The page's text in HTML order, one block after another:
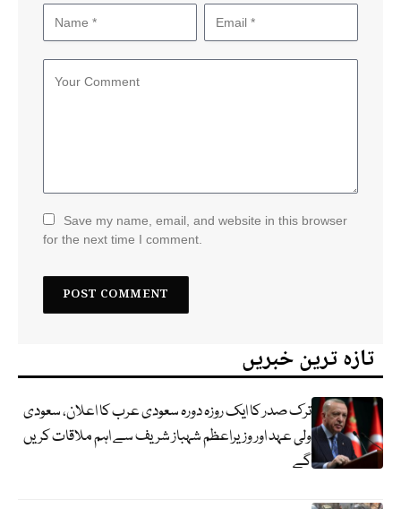
Save my name, email, and website in this browser
for the next time I comment.
تازہ ترین خبریں
ترک صدر کا ایک روزہ دورہ سعودی عرب کا اعلان، سعودی
ولی عہد اور وزیراعظم شہباز شریف سے اہم ملاقات کریں
گے